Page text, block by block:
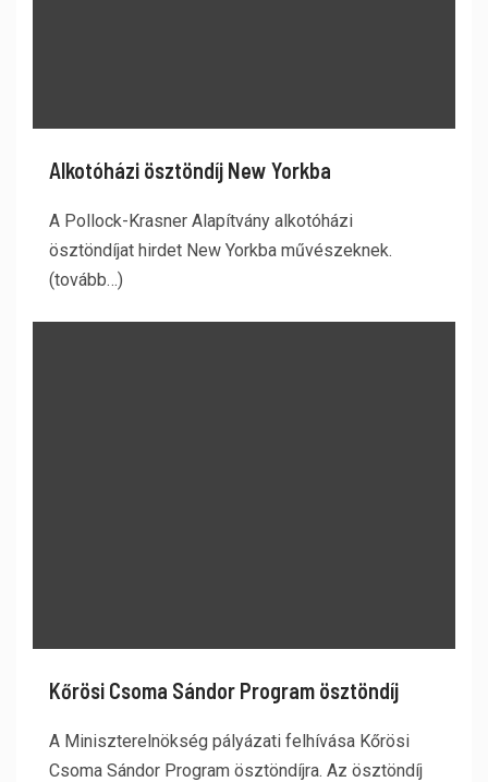
Alkotóházi ösztöndíj New Yorkba
A Pollock-Krasner Alapítvány alkotóházi
ösztöndíjat hirdet New Yorkba művészeknek.
(tovább…)
Kőrösi Csoma Sándor Program ösztöndíj
A Miniszterelnökség pályázati felhívása Kőrösi
Csoma Sándor Program ösztöndíjra. Az ösztöndíj